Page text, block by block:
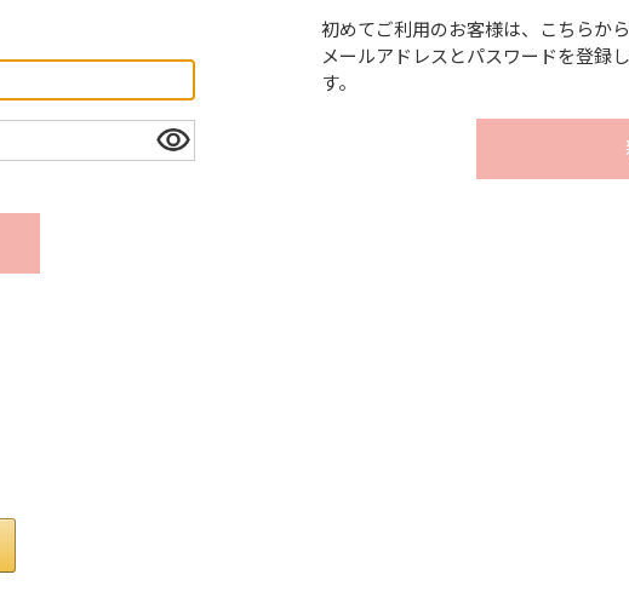
初めてご利用のお客様は、こちらか
メールアドレスとパスワードを登録
す。